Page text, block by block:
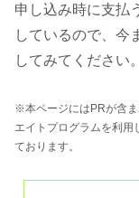
申し込み時に支払
しているので、今
してみてください。
※本ページにはPRが含
エイトプログラムを利用
ております。